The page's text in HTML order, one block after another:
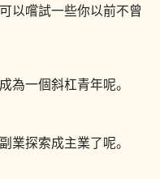
以嚐試一些你以前不曾
為一個斜杠青年呢。
業探索成主業了呢。